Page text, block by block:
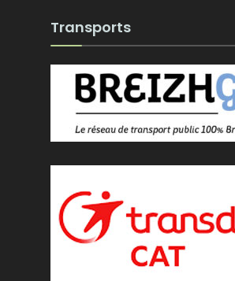
Transports